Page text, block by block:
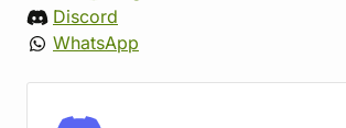
Discord
WhatsApp